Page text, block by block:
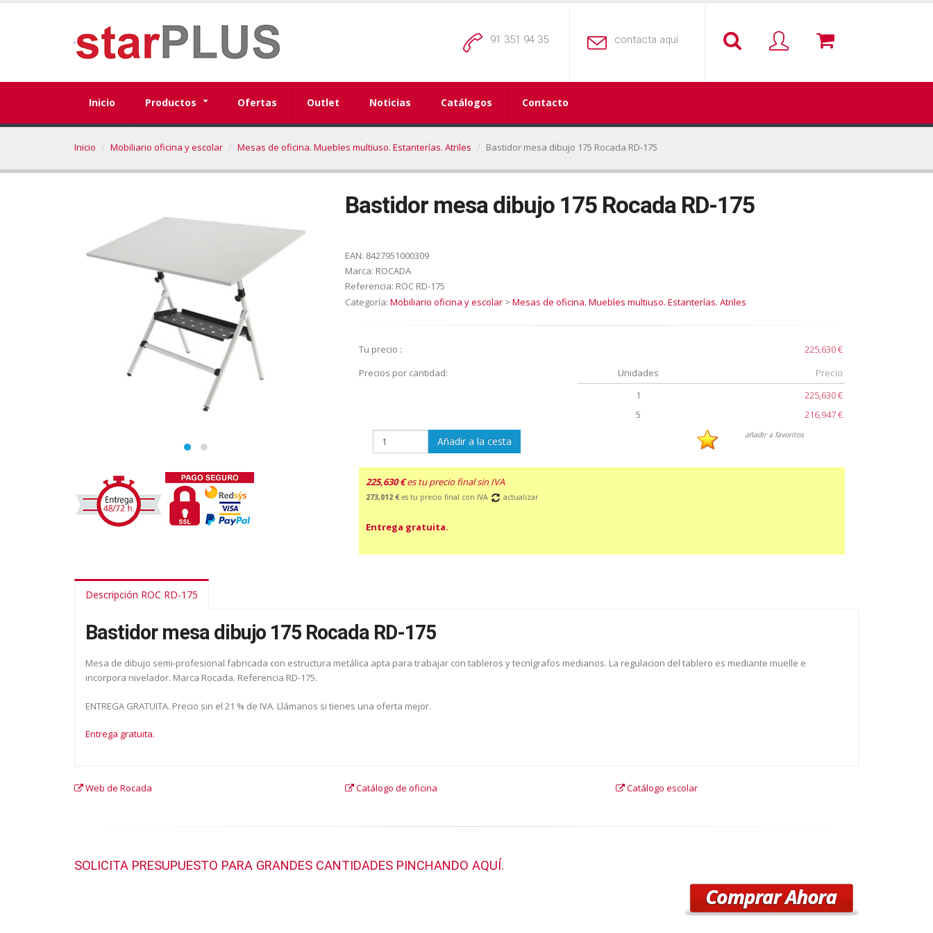
91 351 94 35 contacta aquí
Inicio Productos Ofertas Outlet Noticias Catálogos Contacto
Inicio Mobiliario oficina y escolar Mesas de oficina. Muebles multiuso. Estanterías. Atriles Bastidor mesa dibujo 175 Rocada RD-175
Bastidor mesa dibujo 175 Rocada RD-175
EAN: 8427951000309
Marca: ROCADA
Referencia: ROC RD-175
Categoría: Mobiliario oficina y escolar > Mesas de oficina. Muebles multiuso. Estanterías. Atriles
Tu precio :
225,630 €
Precios por cantidad:
Unidades
Precio
1
225,630 €
5
216,947 €
Añadir a la cesta añadir a favoritos
225,630 € es tu precio final sin IVA
273,012 € es tu precio final con IVA actualizar
Entrega gratuita.
Descripción ROC RD-175
Bastidor mesa dibujo 175 Rocada RD-175
Mesa de dibujo semi-profesional fabricada con estructura metálica apta para trabajar con tableros y tecnígrafos medianos. La regulacion del tablero es mediante muelle e
incorpora nivelador. Marca Rocada. Referencia RD-175.
ENTREGA GRATUITA. Precio sin el 21 % de IVA. Llámanos si tienes una oferta mejor.
Entrega gratuita.
Web de Rocada Catálogo de oficina Catálogo escolar
SOLICITA PRESUPUESTO PARA GRANDES CANTIDADES PINCHANDO AQUÍ.